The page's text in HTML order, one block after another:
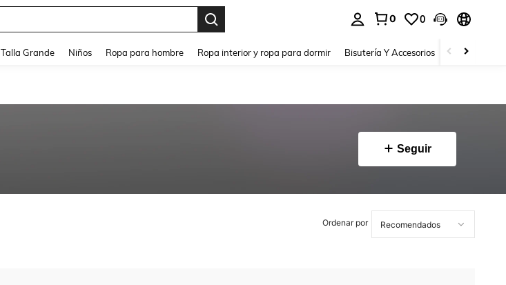
0 0
Talla Grande Niños Ropa para hombre Ropa interior y ropa para dormir Bisutería Y Accesorios Zapatos
Seguir
Ordenar por